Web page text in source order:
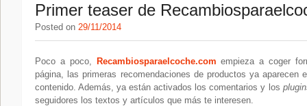
Primer teaser de
Posted on 29/11/2014
Poco a poco, Recambiosparaelcoche.com empieza a coger
página, las primeras recomendaciones de productos ya
contenido. Además, ya están activados los comentarios y los
seguidores los textos y artículos que más te interesen.